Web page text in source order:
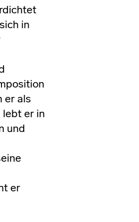
in
er als
er in
und
er